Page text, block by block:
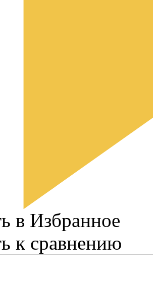
в Избранное
к сравнению